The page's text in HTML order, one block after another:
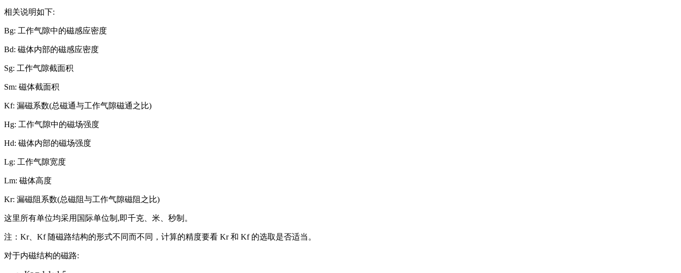
相关说明如下:
Bg: 工作气隙中的磁感应密度
Bd: 磁体内部的磁感应密度
Sg: 工作气隙截面积
Sm: 磁体截面积
Kf: 漏磁系数(总磁通与工作气隙磁通之比)
Hg: 工作气隙中的磁场强度
Hd: 磁体内部的磁场强度
Lg: 工作气隙宽度
Lm: 磁体高度
Kr: 漏磁阻系数(总磁阻与工作气隙磁阻之比)
这里所有单位均采用国际单位制,即千克、米、秒制。
注：Kr、Kf 随磁路结构的形式不同而不同，计算的精度要看 Kr 和 Kf 的选取是否适当。
对于内磁结构的磁路: